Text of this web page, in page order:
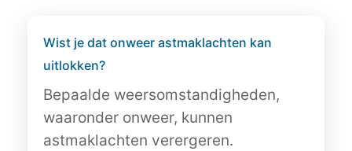
Wist je dat onweer astmaklachten kan
uitlokken?
Bepaalde weersomstandigheden,
waaronder onweer, kunnen
astmaklachten verergeren.